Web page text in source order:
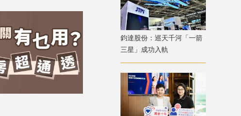
鈞達股份：巡天千河「一箭
三星」成功入軌